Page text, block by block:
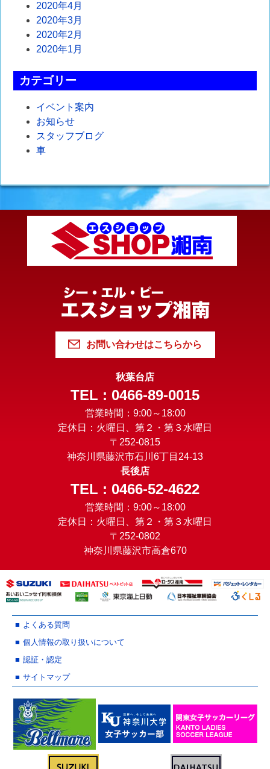
2020年4月
2020年3月
2020年2月
2020年1月
カテゴリー
イベント案内
お知らせ
スタッフブログ
車
お問い合わせはこちらから
秋葉台店
TEL : 0466-89-0015
営業時間：9:00～18:00
定休日：火曜日、第２・第３水曜日
〒252-0815
神奈川県藤沢市石川6丁目24-13
長後店
TEL : 0466-52-4622
営業時間：9:00～18:00
定休日：火曜日、第２・第３水曜日
〒252-0802
神奈川県藤沢市高倉670
よくある質問
個人情報の取り扱いについて
認証・認定
サイトマップ